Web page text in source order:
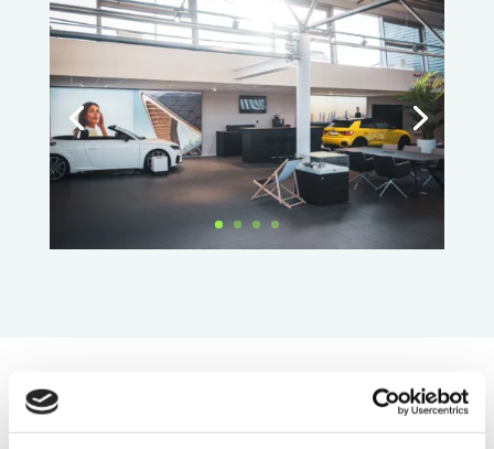
Informatie aanvragen
voor een vergelijkbaar project?